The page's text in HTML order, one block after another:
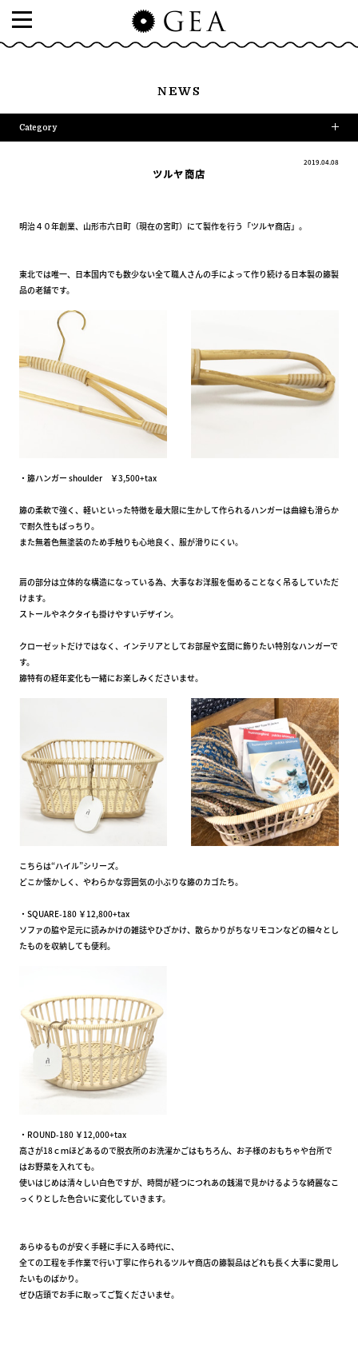
NEWS
Category
2019.04.08
ツルヤ商店
明治４０年創業、山形市六日町（現在の宮町）にて製作を行う「ツルヤ商店」。
東北では唯一、日本国内でも数少ない全て職人さんの手によって作り続ける日本製の籐製
品の老舗です。
・籐ハンガー shoulder ￥3,500+tax
籐の柔軟で強く、軽いといった特徴を最大限に生かして作られるハンガーは曲線も滑らか
で耐久性もばっちり。
また無着色無塗装のため手触りも心地良く、服が滑りにくい。
肩の部分は立体的な構造になっている為、大事なお洋服を傷めることなく吊るしていただ
けます。
ストールやネクタイも掛けやすいデザイン。
クローゼットだけではなく、インテリアとしてお部屋や玄関に飾りたい特別なハンガーで
す。
籐特有の経年変化も一緒にお楽しみくださいませ。
こちらは“ハイル”シリーズ。
どこか懐かしく、やわらかな雰囲気の小ぶりな籐のカゴたち。
・SQUARE-180 ￥12,800+tax
ソファの脇や足元に読みかけの雑誌やひざかけ、散らかりがちなリモコンなどの細々とし
たものを収納しても便利。
・ROUND-180 ￥12,000+tax
高さが18ｃｍほどあるので脱衣所のお洗濯かごはもちろん、お子様のおもちゃや台所で
はお野菜を入れても。
使いはじめは清々しい白色ですが、時間が経つにつれあの銭湯で見かけるような綺麗なこ
っくりとした色合いに変化していきます。
あらゆるものが安く手軽に手に入る時代に、
全ての工程を手作業で行い丁寧に作られるツルヤ商店の籐製品はどれも長く大事に愛用し
たいものばかり。
ぜひ店頭でお手に取ってご覧くださいませ。